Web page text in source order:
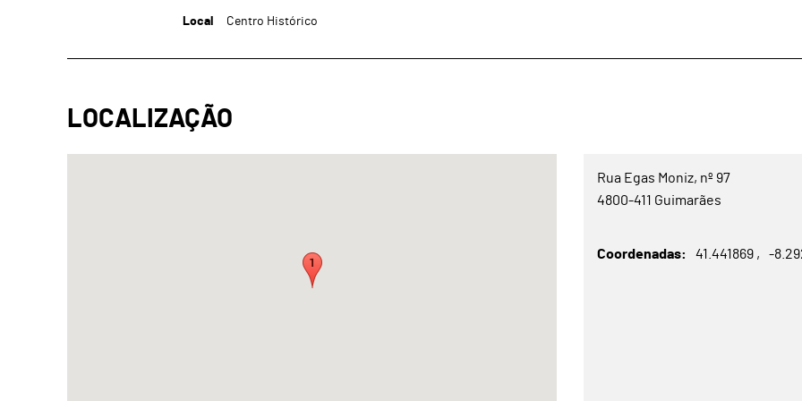
Local Centro Histórico
Rua Egas Moniz, nº 97
4800-411 Guimarães
Coordenadas 41.441869 -